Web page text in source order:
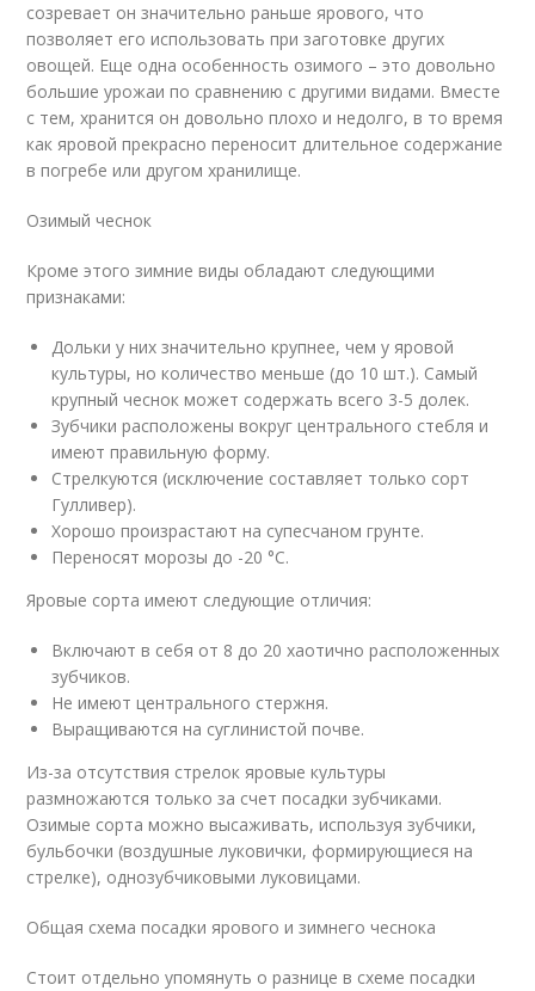
созревает он значительно раньше ярового, что
позволяет его использовать при заготовке других
овощей. Еще одна особенность озимого – это довольно
большие урожаи по сравнению с другими видами. Вместе
с тем, хранится он довольно плохо и недолго, в то время
как яровой прекрасно переносит длительное содержание
в погребе или другом хранилище.
Озимый чеснок
Кроме этого зимние виды обладают следующими
признаками:
Дольки у них значительно крупнее, чем у яровой
культуры, но количество меньше (до 10 шт.). Самый
крупный чеснок может содержать всего 3-5 долек.
Зубчики расположены вокруг центрального стебля и
имеют правильную форму.
Стрелкуются (исключение составляет только сорт
Гулливер).
Хорошо произрастают на супесчаном грунте.
Переносят морозы до -20 °C.
Яровые сорта имеют следующие отличия:
Включают в себя от 8 до 20 хаотично расположенных
зубчиков.
Не имеют центрального стержня.
Выращиваются на суглинистой почве.
Из-за отсутствия стрелок яровые культуры
размножаются только за счет посадки зубчиками.
Озимые сорта можно высаживать, используя зубчики,
бульбочки (воздушные луковички, формирующиеся на
стрелке), однозубчиковыми луковицами.
Общая схема посадки ярового и зимнего чеснока
Стоит отдельно упомянуть о разнице в схеме посадки